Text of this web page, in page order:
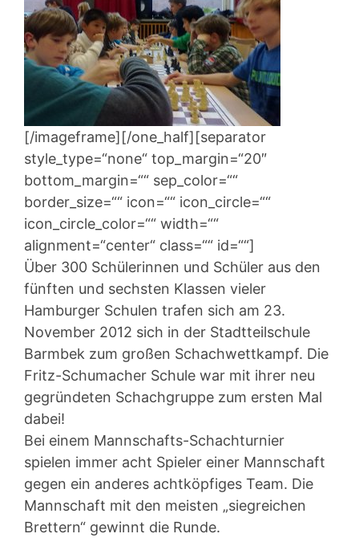
[/imageframe][/one_half][separator
style_type=“none“ top_margin=“20″
bottom_margin=““ sep_color=““
border_size=““ icon=““ icon_circle=““
icon_circle_color=““ width=““
alignment=“center“ class=““ id=““]
Über 300 Schülerinnen und Schüler aus den
fünften und sechsten Klassen vieler
Hamburger Schulen trafen sich am 23.
November 2012 sich in der Stadtteilschule
Barmbek zum großen Schachwettkampf. Die
Fritz-Schumacher Schule war mit ihrer neu
gegründeten Schachgruppe zum ersten Mal
dabei!
Bei einem Mannschafts-Schachturnier
spielen immer acht Spieler einer Mannschaft
gegen ein anderes achtköpfiges Team. Die
Mannschaft mit den meisten „siegreichen
Brettern“ gewinnt die Runde.